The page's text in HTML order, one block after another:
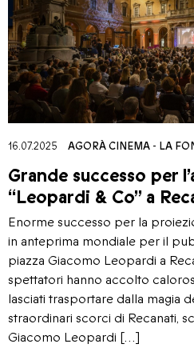
16.07.2025 AGORÀ CINEMA- LA
Grande successo per
“Leopardi & Co” a
Enorme successo per la
in anteprima mondiale per il
piazza Giacomo Leopardi a
spettatori hanno accolto
lasciati trasportare dalla magia
straordinari scorci di Recanati,
Giacomo Leopardi […]